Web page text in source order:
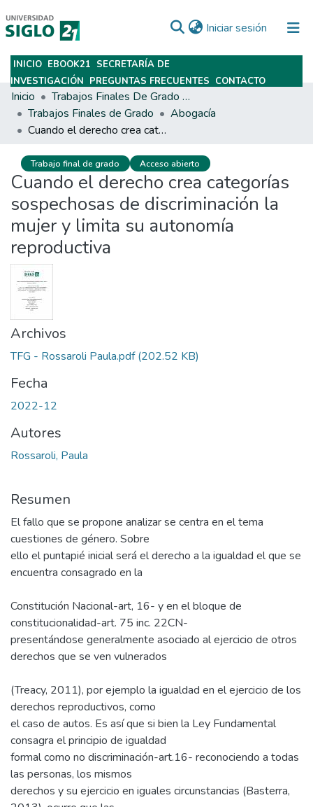
Iniciar sesión (current)
Subir
INICIO EBOOK21 SECRETARÍA DE
INVESTIGACIÓN PREGUNTAS FRECUENTES CONTACTO
Inicio
Trabajos Finales De Grado Y Posgrado
Trabajos Finales de Grado
Abogacía
Cuando el derecho crea categorías sospechosas de discriminación la mujer y limita su autonomía reproductiva
Trabajo final de grado Acceso abierto
Cuando el derecho crea categorías
sospechosas de discriminación la
mujer y limita su autonomía
reproductiva
Archivos
TFG - Rossaroli Paula.pdf(202.52 KB)
Fecha
2022-12
Autores
Rossaroli, Paula
Resumen
El fallo que se propone analizar se centra en el tema
cuestiones de género. Sobre
ello el puntapié inicial será el derecho a la igualdad el que se
encuentra consagrado en la
Constitución Nacional-art, 16- y en el bloque de
constitucionalidad-art. 75 inc. 22CN-
presentándose generalmente asociado al ejercicio de otros
derechos que se ven vulnerados
(Treacy, 2011), por ejemplo la igualdad en el ejercicio de los
derechos reproductivos, como
el caso de autos. Es así que si bien la Ley Fundamental
consagra el principio de igualdad
formal como no discriminación-art.16- reconociendo a todas
las personas, los mismos
derechos y su ejercicio en iguales circunstancias (Basterra,